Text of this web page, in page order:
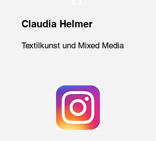
Claudia Helmer
Textilkunst und Mixed Media